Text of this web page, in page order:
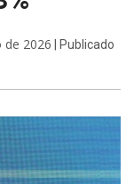
de 2026 | Publicado